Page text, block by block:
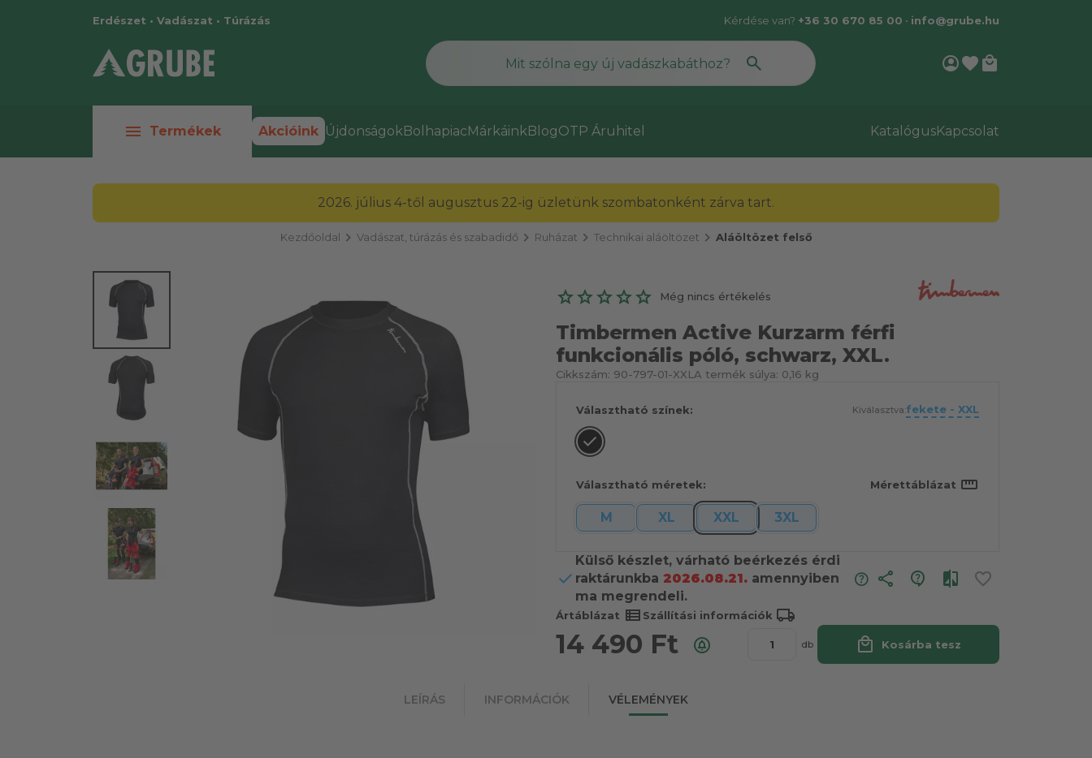
Erdészet • Vadászat • Túrázás Kérdése van? +36 30 670 85 00 • info@grube.hu
account_circlefavorite local_mall
menu Termékek Akcióink ÚjdonságokBolhapiacMárkáinkBlogOTP Áruhitel KatalógusKapcsolat
2026. július 4-től augusztus 22-ig üzletünk szombatonként zárva tart.
Kezdőoldal chevron_right Vadászat, túrázás és szabadidőchevron_right Ruházat chevron_right Technikai aláöltözet chevron_right Aláöltözet felső
Még nincs értékelés
Timbermen Active Kurzarm férfi
funkcionális póló, schwarz, XXL.
Cikkszám: 90-797-01-XXL A termék súlya: 0,16 kg
Választható színek: Kiválasztva:fekete - XXL
Választható méretek: Mérettáblázat straighten
M XL XXL 3XL
Külső készlet, várható beérkezés érdi
raktárunkba 2026.08.21. amennyiben
ma megrendeli.
share
Ártáblázat view_list Szállítási információk local_shipping
14 490 Ft db local_mall Kosárba tesz
LEÍRÁS INFORMÁCIÓK VÉLEMÉNYEK